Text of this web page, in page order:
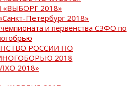
2018»
Петербург 2018»
и первенства СЗФО по
РОССИИ ПО
2018
2018»